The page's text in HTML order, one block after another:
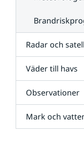
Radar och
Väder till havs
Observationer
Mark och